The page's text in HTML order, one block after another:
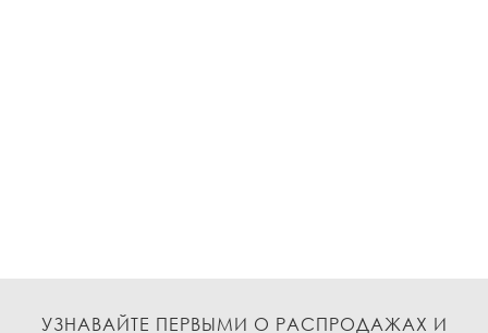
УЗНАВАЙТЕ ПЕРВЫМИ О РАСПРОДАЖАХ И